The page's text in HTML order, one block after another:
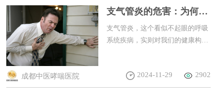
支气管炎的危害：为何不
容忽视
支气管炎，这个看似不起眼的呼吸
系统疾病，实则对我们的健康构成
心，但事实上，支气管炎的危害不
容忽视。
成都中医哮喘医院 2024-11-29 2902